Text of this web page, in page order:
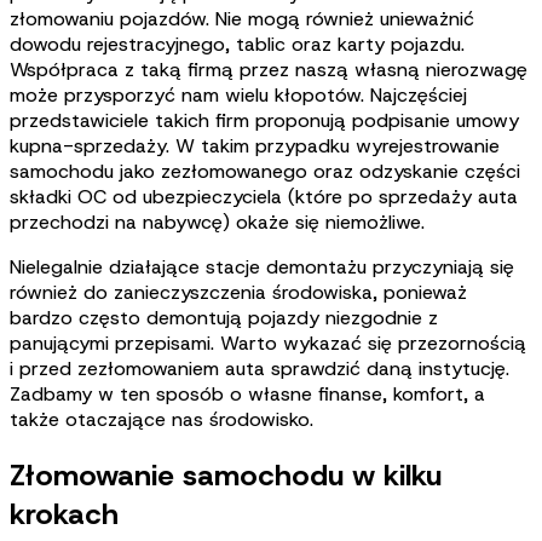
złomowaniu pojazdów. Nie mogą również unieważnić
dowodu rejestracyjnego, tablic oraz karty pojazdu.
Współpraca z taką firmą przez naszą własną nierozwagę
może przysporzyć nam wielu kłopotów. Najczęściej
przedstawiciele takich firm proponują podpisanie umowy
kupna-sprzedaży. W takim przypadku wyrejestrowanie
samochodu jako zezłomowanego oraz odzyskanie części
składki OC od ubezpieczyciela (które po sprzedaży auta
przechodzi na nabywcę) okaże się niemożliwe.
Nielegalnie działające stacje demontażu przyczyniają się
również do zanieczyszczenia środowiska, ponieważ
bardzo często demontują pojazdy niezgodnie z
panującymi przepisami. Warto wykazać się przezornością
i przed zezłomowaniem auta sprawdzić daną instytucję.
Zadbamy w ten sposób o własne finanse, komfort, a
także otaczające nas środowisko.
Złomowanie samochodu w kilku
krokach